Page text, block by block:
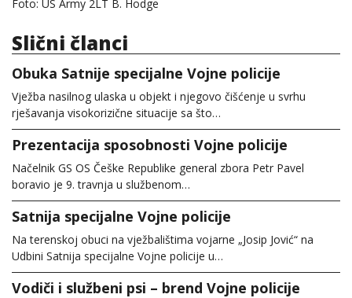
Foto: US Army 2LT B. Hodge
Slični članci
Obuka Satnije specijalne Vojne policije
Vježba nasilnog ulaska u objekt i njegovo čišćenje u svrhu
rješavanja visokorizične situacije sa što…
Prezentacija sposobnosti Vojne policije
Načelnik GS OS Češke Republike general zbora Petr Pavel
boravio je 9. travnja u službenom…
Satnija specijalne Vojne policije
Na terenskoj obuci na vježbalištima vojarne „Josip Jović“ na
Udbini Satnija specijalne Vojne policije u…
Vodiči i službeni psi – brend Vojne policije